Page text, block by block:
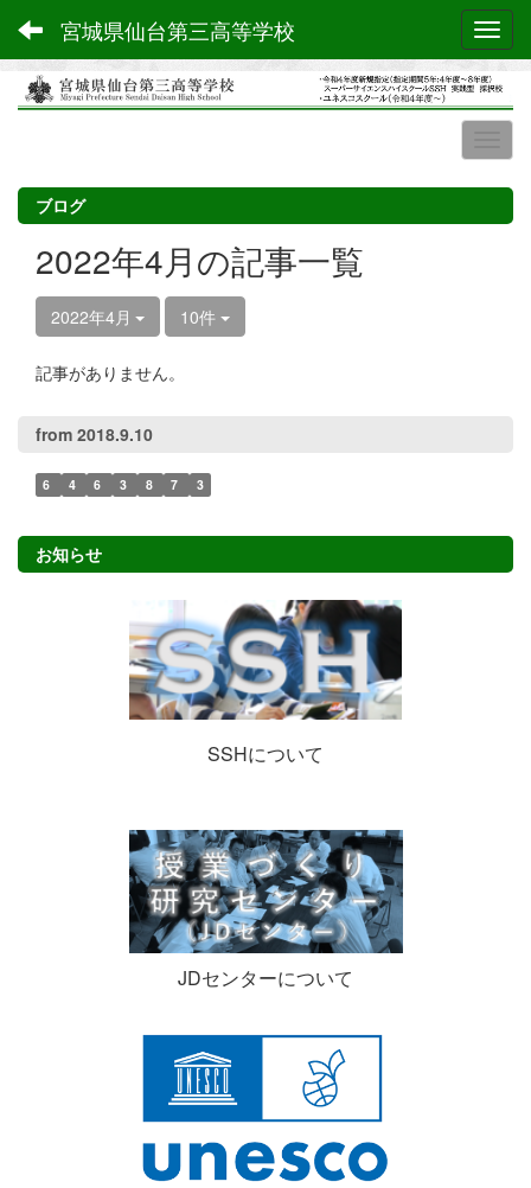
宮城県仙台第三高等学校
ブログ
2022年4月の記事一覧
2022年4月 10件
記事がありません。
from 2018.9.10
6 4 6 3 8 7 3
お知らせ
SSHについて
JDセンターについて